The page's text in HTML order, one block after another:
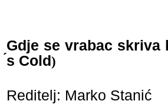
Gdje se vrabac skriva
́s Cold)
Reditelj: Marko Stanić